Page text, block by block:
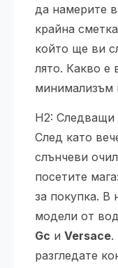
да намерите
крайна
който ще ви
лято. Какво е
минимализъм
H2: Следващи
След като
слънчеви
посетите
за покупка. В
модели от
Gc и Versace.
разгледате